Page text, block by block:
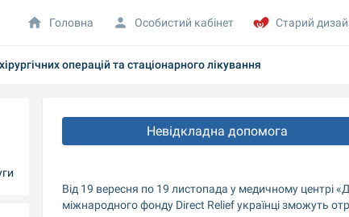
операцій та стаціонарного лікування
Невідкладна допомога
Від 19 вересня по 19 листопада у медичному центрі
міжнародного фонду Direct Relief українці зможуть
Головна Особистий кабінет Старий